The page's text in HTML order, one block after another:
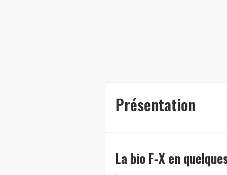
Présentation
La bio F-X en